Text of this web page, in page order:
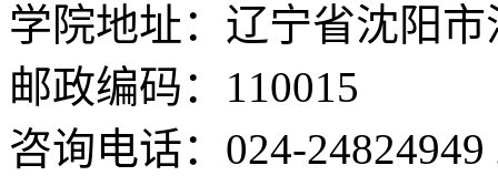
学院地址：辽宁省沈阳
邮政编码：110015
咨询电话：024-24824949